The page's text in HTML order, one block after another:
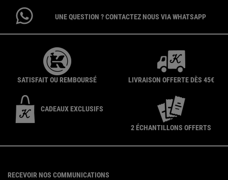
UNE QUESTION ? CONTACTEZ NOUS VIA WHATSAPP
SATISFAIT OU REMBOURSÉ LIVRAISON OFFERTE DÈS 45€
CADEAUX EXCLUSIFS
2 ÉCHANTILLONS OFFERTS
RECEVOIR NOS COMMUNICATIONS